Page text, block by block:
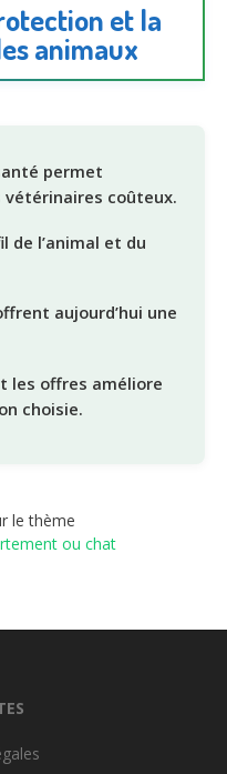
et la
animaux
permet
vétérinaires coûteux.
de l’animal et du
aujourd’hui une
les offres améliore
choisie.
le thème
ou chat